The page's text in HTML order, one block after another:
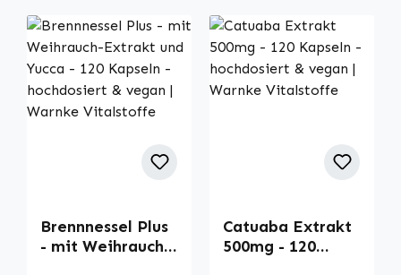
Brennnessel Plus
- mit Weihrauch-
Catuaba Extrakt
500mg - 120